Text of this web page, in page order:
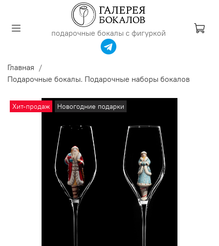
подарочные бокалы с фигуркой
Главная
Подарочные бокалы. Подарочные наборы бокалов
Хит-продаж Новогодние подарки